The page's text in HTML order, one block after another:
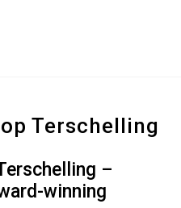
Terschelling
–
winning